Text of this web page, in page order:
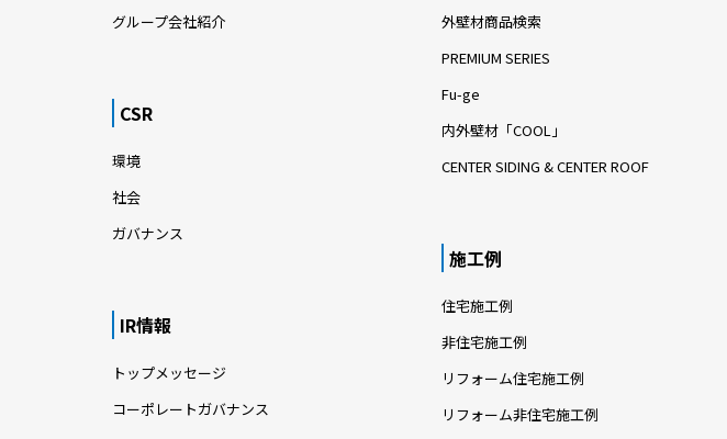
グループ会社紹介
CSR
環境
社会
ガバナンス
IR情報
トップメッセージ
コーポレートガバナンス
外壁材商品検索
PREMIUM SERIES
Fu-ge
内外壁材「COOL」
CENTER SIDING & CENTER ROOF
施工例
住宅施工例
非住宅施工例
リフォーム住宅施工例
リフォーム非住宅施工例